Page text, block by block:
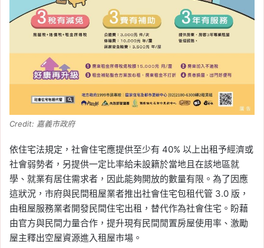
Credit: 嘉義市政府
依住宅法規定，社會住宅應提供至少有 40% 以上出租予經濟或
社會弱勢者，另提供一定比率給未設籍於當地且在該地區就
學、就業有居住需求者，因此能夠開放的數量有限。為了因應
這狀況，市府與民間租屋業者推出社會住宅包租代管 3.0 版，
由租屋服務業者開發民間住宅出租，替代作為社會住宅。盼藉
由官方與民間力量合作，提升現有民間閒置房屋使用率、激勵
屋主釋出空屋資源進入租屋市場。